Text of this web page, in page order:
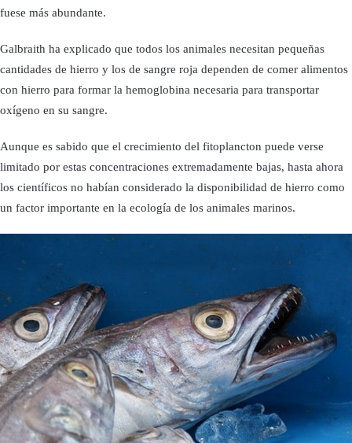
fuese más abundante.
Galbraith ha explicado que todos los animales necesitan pequeñas
cantidades de hierro y los de sangre roja dependen de comer alimentos
con hierro para formar la hemoglobina necesaria para transportar
oxígeno en su sangre.
Aunque es sabido que el crecimiento del fitoplancton puede verse
limitado por estas concentraciones extremadamente bajas, hasta ahora
los científicos no habían considerado la disponibilidad de hierro como
un factor importante en la ecología de los animales marinos.